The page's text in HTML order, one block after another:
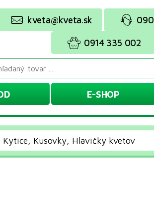
kveta@kveta.sk
0914 335 002
E-SHOP
Kytice, Kusovky, Hlavičky kvetov